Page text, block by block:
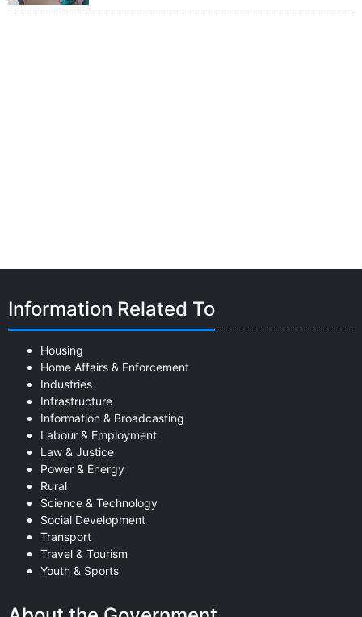
Information Related To
Housing
Home Affairs & Enforcement
Industries
Infrastructure
Information & Broadcasting
Labour & Employment
Law & Justice
Power & Energy
Rural
Science & Technology
Social Development
Transport
Travel & Tourism
Youth & Sports